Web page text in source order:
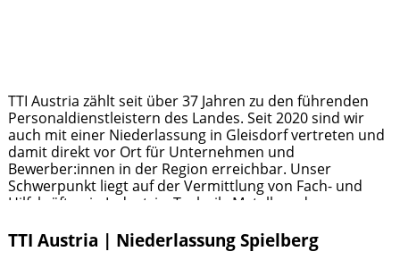
TTI Austria zählt seit über 37 Jahren zu den führenden
Personaldienstleistern des Landes. Seit 2020 sind wir
auch mit einer Niederlassung in Gleisdorf vertreten und
damit direkt vor Ort für Unternehmen und
Bewerber:innen in der Region erreichbar. Unser
Schwerpunkt liegt auf der Vermittlung von Fach- und
Hilfskräften in Industrie, Technik, Metall- und
Jobsuchende profitieren vonWeiterlesen …
TTI Austria | Niederlassung Spielberg